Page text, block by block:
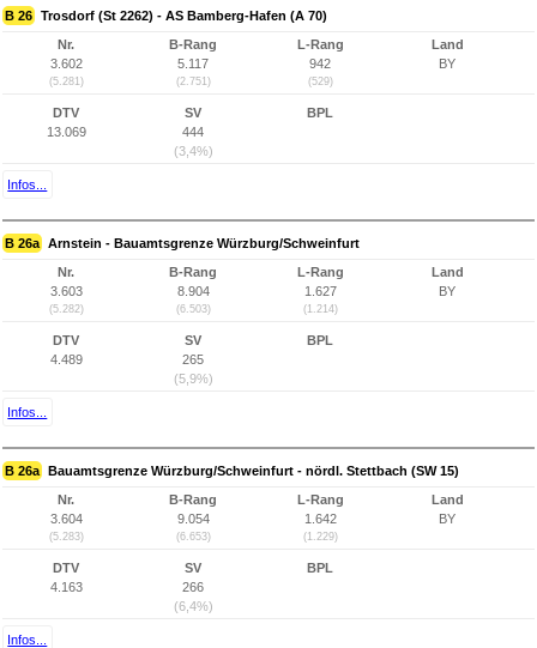
B 26 Trosdorf (St 2262) - AS Bamberg-Hafen (A 70)
Nr.
3.602
(5.281)
B-Rang
5.117
(2.751)
L-Rang
942
(529)
Land
BY
DTV
13.069
SV
444
(3,4%)
BPL
Infos...
B 26a Arnstein - Bauamtsgrenze Würzburg/Schweinfurt
Nr.
3.603
(5.282)
B-Rang
8.904
(6.503)
L-Rang
1.627
(1.214)
Land
BY
DTV
4.489
SV
265
(5,9%)
BPL
Infos...
B 26a Bauamtsgrenze Würzburg/Schweinfurt - nördl. Stettbach (SW 15)
Nr.
3.604
(5.283)
B-Rang
9.054
(6.653)
L-Rang
1.642
(1.229)
Land
BY
DTV
4.163
SV
266
(6,4%)
BPL
Infos...